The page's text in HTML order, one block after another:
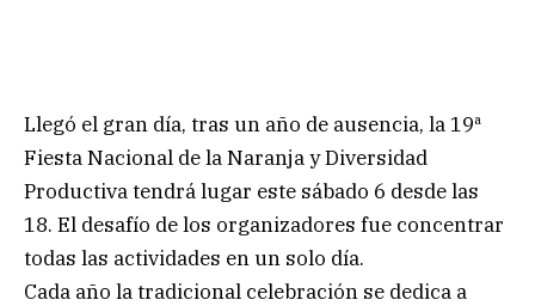
Llegó el gran día, tras un año de ausencia, la 19ª
Fiesta Nacional de la Naranja y Diversidad
Productiva tendrá lugar este sábado 6 desde las
18. El desafío de los organizadores fue concentrar
todas las actividades en un solo día.
Cada año la tradicional celebración se dedica a